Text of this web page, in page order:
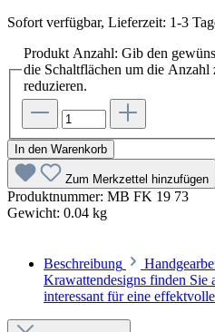
Sofort verfügbar, Lieferzeit: 1-3
Produkt Anzahl: Gib den
die Schaltflächen um die Anzahl
reduzieren.
In den Warenkorb
Zum Merkzettel hinzufügen
Produktnummer: MB FK 19 73
Gewicht: 0.04 kg
Beschreibung
Krawattendesigns finden Sie
interessant für eine